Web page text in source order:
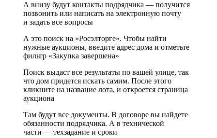
А внизу будут контакты подрядчика — получится
позвонить или написать на электронную почту
и задать все вопросы
А это поиск на «Росэлторге». Чтобы найти
нужные аукционы, введите адрес дома и отметьте
фильтр «Закупка завершена»
Поиск выдаст все результаты по вашей улице, так
что дом придется искать самим. После этого
кликните на название лота, и откроется страница
аукциона
Там будут все документы. В договоре вы найдете
обязанности подрядчика. А в технической
части — техзадание и сроки